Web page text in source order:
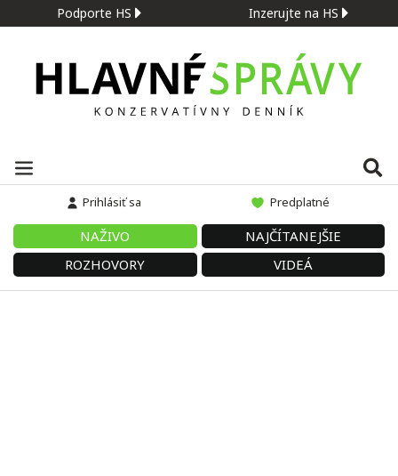
Podporte HS Inzerujte na HS
Prihlásiť sa Predplatné
NAŽIVO
NAJČÍTANEJŠIE
ROZHOVORY
VIDEÁ